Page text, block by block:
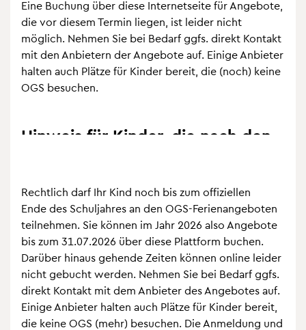
Eine Buchung über diese Inter­net­seite für Ange­bote,
die vor die­sem Ter­min lie­gen, ist lei­der nicht
mög­lich. Neh­men Sie bei Bedarf ggfs. direkt Kon­takt
mit den Anbie­tern der Ange­bote auf. Einige Anbie­ter
hal­ten auch Plätze für Kin­der bereit, die (noch) keine
OGS besu­chen.
Hin­weis für Kin­der, die nach den
Recht­lich darf Ihr Kind noch bis zum offi­zi­el­len
Ende des Schul­jah­res an den OGS-Feri­en­an­ge­bo­ten
teil­neh­men. Sie kön­nen im Jahr 2026 also Ange­bote
bis zum 31.07.2026 über diese Platt­form buchen.
Dar­über hin­aus gehende Zei­ten kön­nen online lei­der
nicht gebucht wer­den. Neh­men Sie bei Bedarf ggfs.
direkt Kon­takt mit dem Anbie­ter des Ange­bo­tes auf.
Einige Anbie­ter hal­ten auch Plätze für Kin­der bereit,
die keine OGS (mehr) besu­chen. Die Anmel­dung und